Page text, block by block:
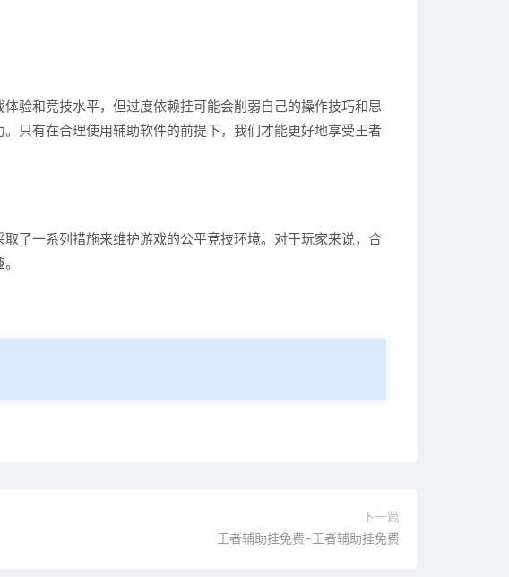
验和竞技水平，但过度依赖挂可能会削弱自己的操作技巧和思
只有在合理使用辅助软件的前提下，我们才能更好地享受王者
了一系列措施来维护游戏的公平竞技环境。对于玩家来说，合
下一篇
王者辅助挂免费–王者辅助挂免费